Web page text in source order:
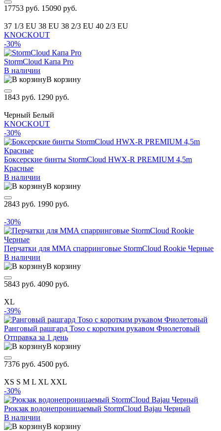
17753 руб. 15090 руб.
37 1/3 EU 38 EU 38 2/3 EU 40 2/3 EU
KNOCKOUT
-30%
StormCloud Капа Pro
В наличии
В корзину
1843 руб. 1290 руб.
Черный Белый
KNOCKOUT
-30%
Боксерские бинты StormCloud HWX-R PREMIUM 4,5m
Красные
В наличии
В корзину
2843 руб. 1990 руб.
-30%
Перчатки для MMA спарринговые StormCloud Rookie Черные
В наличии
В корзину
5843 руб. 4090 руб.
XL
-39%
Ранговый рашгард Toso с коротким рукавом Фиолетовый
Отправка за 1 день
В корзину
7376 руб. 4500 руб.
XS S M L XL XXL
-30%
Рюкзак водонепроницаемый StormCloud Bajau Черный
В наличии
В корзину